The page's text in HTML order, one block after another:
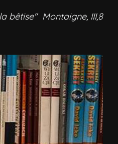
bêtise" Montaigne, III,8